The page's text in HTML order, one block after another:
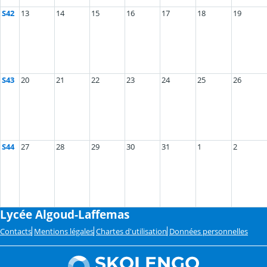
S42 13 14 15 16 17 18 19
S43 20 21 22 23 24 25 26
S44 27 28 29 30 31 1 2
Lycée Algoud-Laffemas
Contacts Mentions légales Chartes d'utilisation Données personnelles